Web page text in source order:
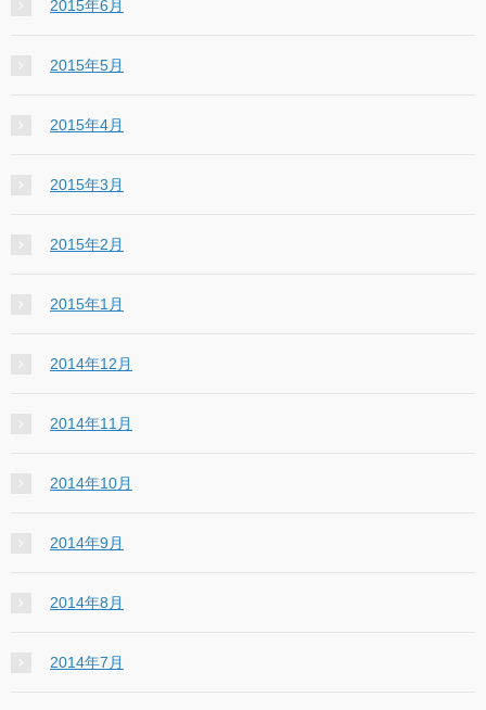
2015年6月
2015年5月
2015年4月
2015年3月
2015年2月
2015年1月
2014年12月
2014年11月
2014年10月
2014年9月
2014年8月
2014年7月